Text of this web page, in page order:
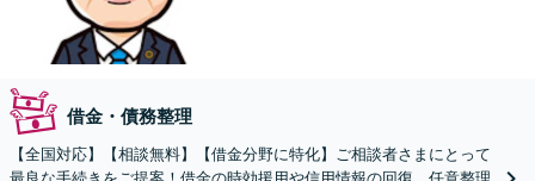
借金・債務整理
【全国対応】【相談無料】【借金分野に特化】ご相談者さまにとって